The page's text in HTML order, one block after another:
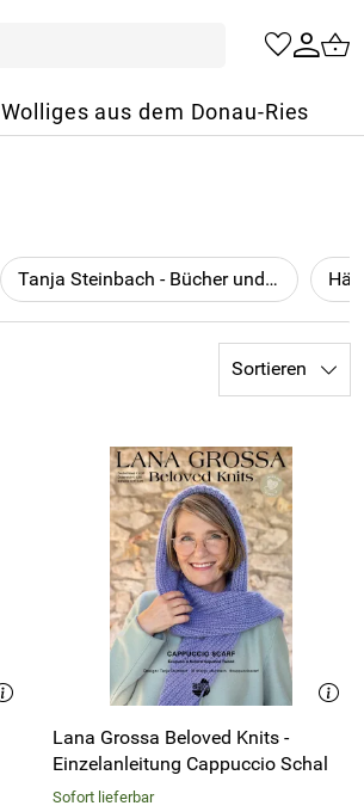
Wolliges aus dem Donau-Ries
Tanja Steinbach - Bücher und Zubehör
Sortieren
Lana Grossa Beloved Knits -
Einzelanleitung Cappuccio Schal
Sofort lieferbar